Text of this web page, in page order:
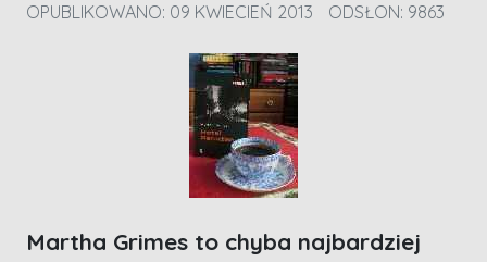
OPUBLIKOWANO: 09 KWIECIEŃ 2013
ODSŁON: 9863
Martha Grimes to chyba najbardziej